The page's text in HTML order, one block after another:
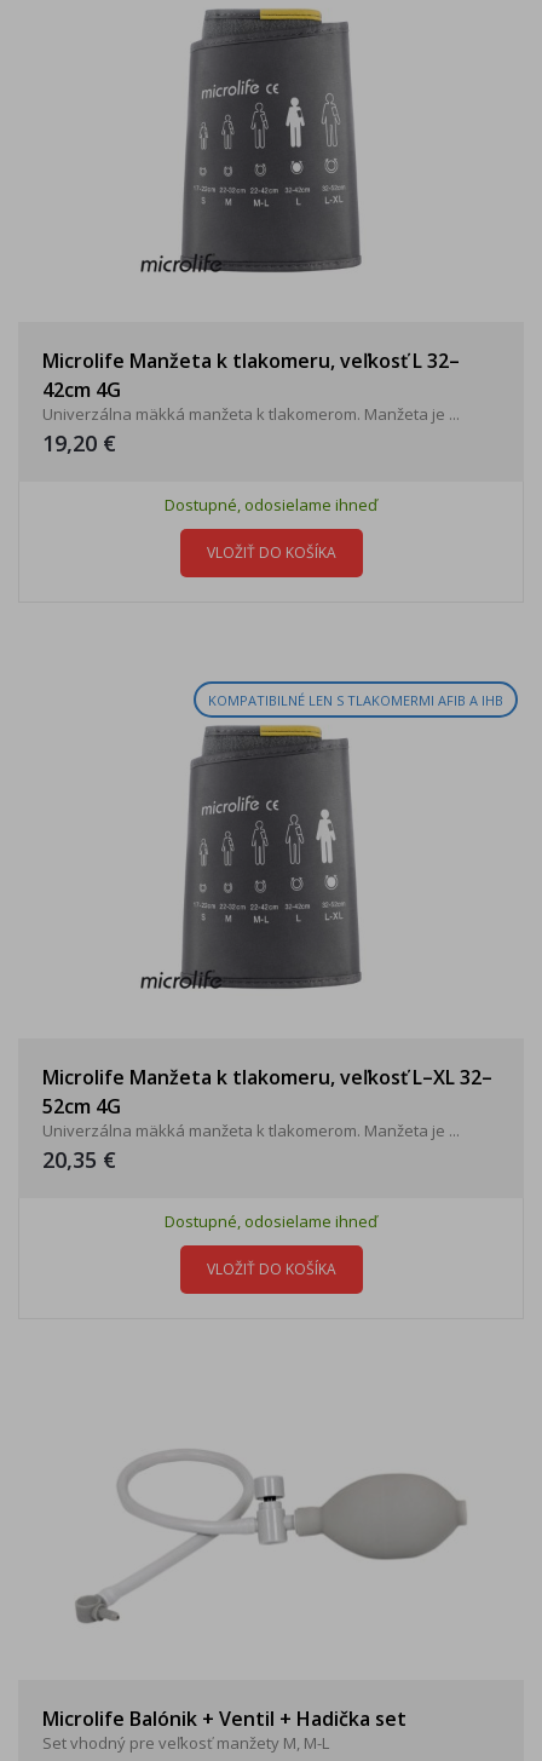
Microlife Manžeta k tlakomeru, veľkosť L 32–
42cm 4G
Univerzálna mäkká manžeta k tlakomerom. Manžeta je ...
19,20 €
Dostupné, odosielame ihneď
VLOŽIŤ DO KOŠÍKA
KOMPATIBILNÉ LEN S TLAKOMERMI AFIB A IHB
Microlife Manžeta k tlakomeru, veľkosť L–XL 32–
52cm 4G
Univerzálna mäkká manžeta k tlakomerom. Manžeta je ...
20,35 €
Dostupné, odosielame ihneď
VLOŽIŤ DO KOŠÍKA
Microlife Balónik + Ventil + Hadička set
Set vhodný pre veľkosť manžety M, M-L